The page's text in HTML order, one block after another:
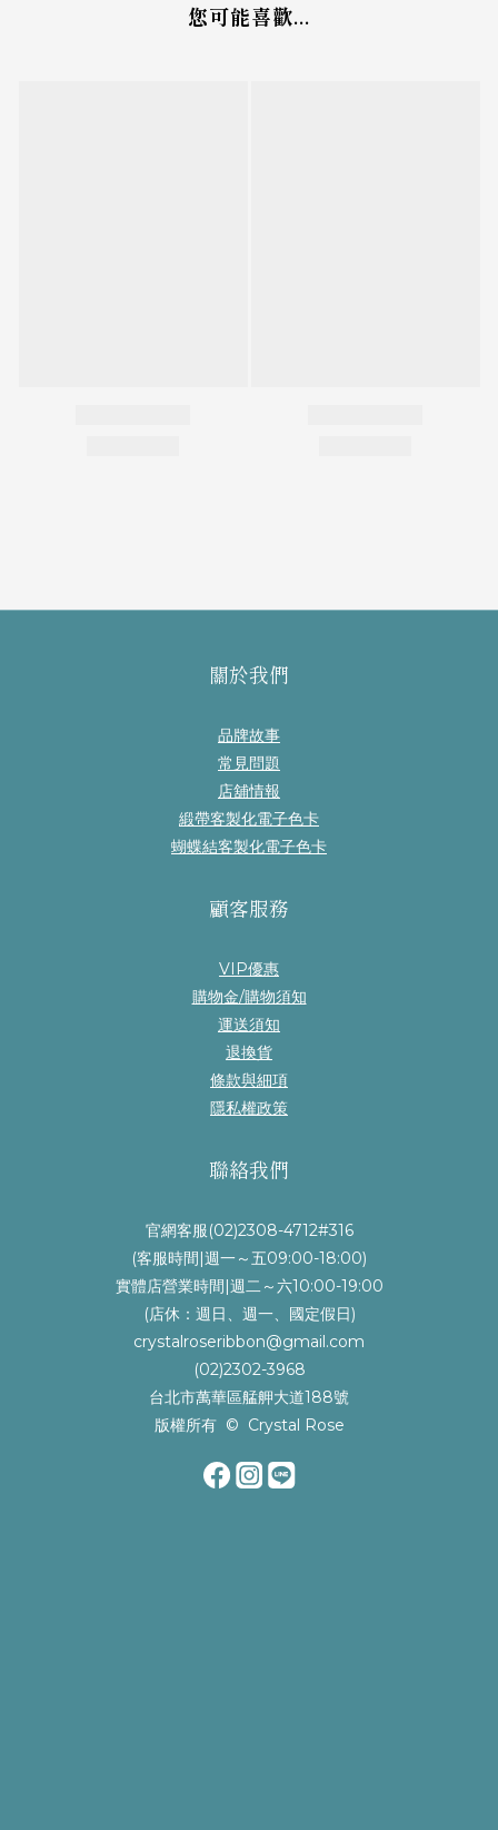
您可能喜歡...
關於我們
品牌故事
常見問題
店舖情報
緞帶客製化電子色卡
蝴蝶結客製化電子色卡
顧客服務
VIP優惠
購物金/購物須知
運送須知
退換貨
條款與細項
隱私權政策
聯絡我們
官網客服(02)2308-4712#316
(客服時間|週一～五09:00-18:00)
實體店營業時間|週二～六10:00-19:00
(店休：週日、週一、國定假日)
crystalroseribbon@gmail.com
(02)2302-3968
台北市萬華區艋舺大道188號
版權所有 © Crystal Rose